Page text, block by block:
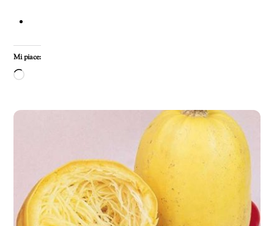
Mi piace:
Caricamento
corso…